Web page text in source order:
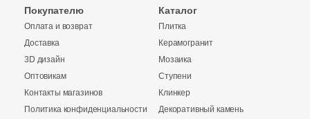
Покупателю
Оплата и возврат
Доставка
3D дизайн
Оптовикам
Контакты магазинов
Политика конфиденциальности
Каталог
Плитка
Керамогранит
Мозаика
Ступени
Клинкер
Декоративный камень